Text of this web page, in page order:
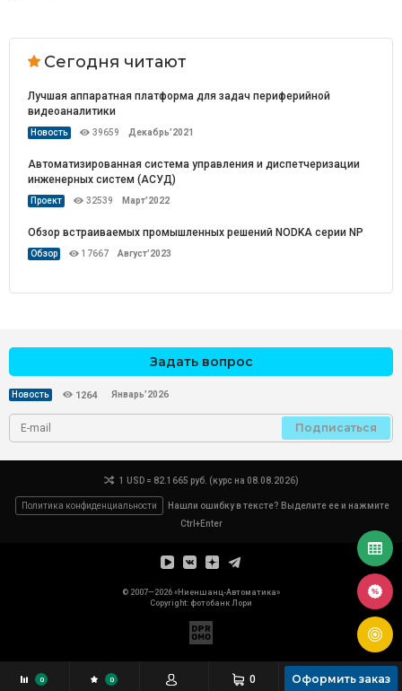
Сегодня читают
Лучшая аппаратная платформа для задач периферийной
видеоаналитики
Новость 39659 Декабрь’2021
Автоматизированная система управления и диспетчеризации
инженерных систем (АСУД)
Проект 32539 Март’2022
Обзор встраиваемых промышленных решений NODKA серии NP
Обзор 17667 Август’2023
Задать вопрос
Новость 1264 Январь’2026
Подписаться
1 USD = 82.1665 руб. (курс на 08.08.2026)
Политика конфиденциальности
Нашли ошибку в тексте? Выделите ее и нажмите
Ctrl+Enter
© 2007—2026 «Ниеншанц-Автоматика»
Copyright: фотобанк Лори
0 0 0 Оформить заказ